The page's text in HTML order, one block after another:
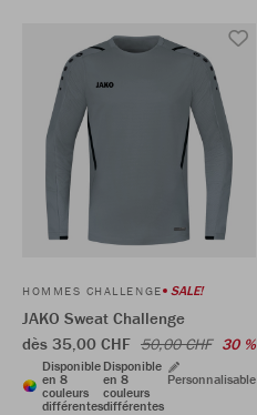
HOMMES CHALLENGE SALE!
JAKO Sweat Challenge
dès 35,00 CHF 50,00 CHF 30 %
Disponible
en 8
couleurs
différentes
Disponible
en 8
couleurs
différentes
Personnalisable